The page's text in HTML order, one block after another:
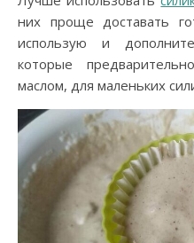
них проще доставать
использую и
которые
маслом, для маленьких